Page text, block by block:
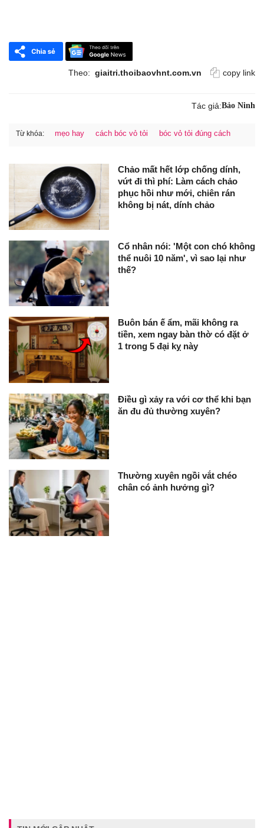
Theo: giaitri.thoibaovhnt.com.vn copy link
Tác giả:Bảo Ninh
Từ khóa: mẹo hay cách bóc vỏ tỏi bóc vỏ tỏi đúng cách
Chảo mất hết lớp chống dính,
vứt đi thì phí: Làm cách chảo
phục hồi như mới, chiên rán
không bị nát, dính chảo
Cổ nhân nói: 'Một con chó không
thể nuôi 10 năm', vì sao lại như
thế?
Buôn bán ế ẩm, mãi không ra
tiền, xem ngay bàn thờ có đặt ở
1 trong 5 đại kỵ này
Điều gì xảy ra với cơ thể khi bạn
ăn đu đủ thường xuyên?
Thường xuyên ngồi vắt chéo
chân có ảnh hưởng gì?